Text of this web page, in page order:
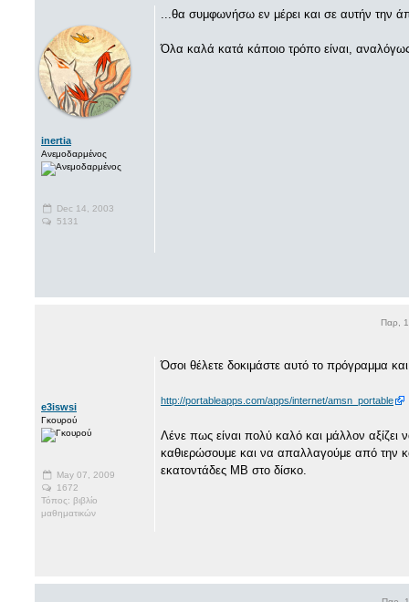
inertia
Ανεμοδαρμένος
Dec 14, 2003
5131
...θα συμφωνήσω εν μέρει και σε αυτήν την
Όλα καλά κατά κάποιο τρόπο είναι,
Παρ,
e3iswsi
Γκουρού
May 07, 2009
1672
Τόπος: βιβλίο
μαθηματικών
Όσοι θέλετε δοκιμάστε αυτό το πρόγραμμα
http://portableapps.com/apps/internet/amsn_portable
Λένε πως είναι πολύ καλό και μάλλον αξίζει
καθιερώσουμε και να απαλλαγούμε από την
εκατοντάδες ΜΒ στο δίσκο.